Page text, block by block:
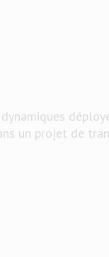
un projet de